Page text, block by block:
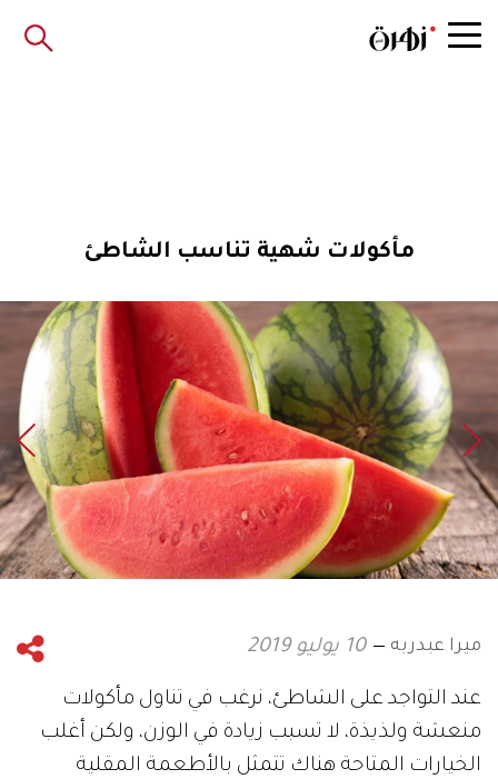
مأكولات شهية تناسب الشاطئ
ميرا عبدربه 10 يوليو 2019
عند التواجد على الشاطئ، نرغب في تناول مأكولات
منعشة ولذيذة، لا تسبب زيادة في الوزن، ولكن أغلب
الخيارات المتاحة هناك تتمثل بالأطعمة المقلية